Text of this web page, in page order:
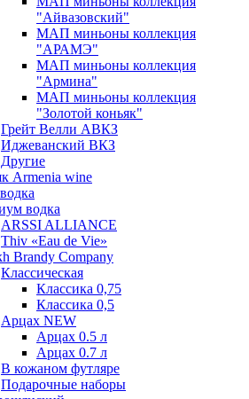
"Айвазовский"
МАП миньоны коллекция
"АРАМЭ"
МАП миньоны коллекция
"Армина"
МАП миньоны коллекция
"Золотой коньяк"
Грейт Велли АВКЗ
Иджеванский ВКЗ
Другие
Armenia wine
водка
ARSSI ALLIANCE
Thiv «Eau de Vie»
Brandy Company
Классическая
Классика 0,75
Классика 0,5
Арцах NEW
Арцах 0.5 л
Арцах 0.7 л
В кожаном футляре
Подарочные наборы